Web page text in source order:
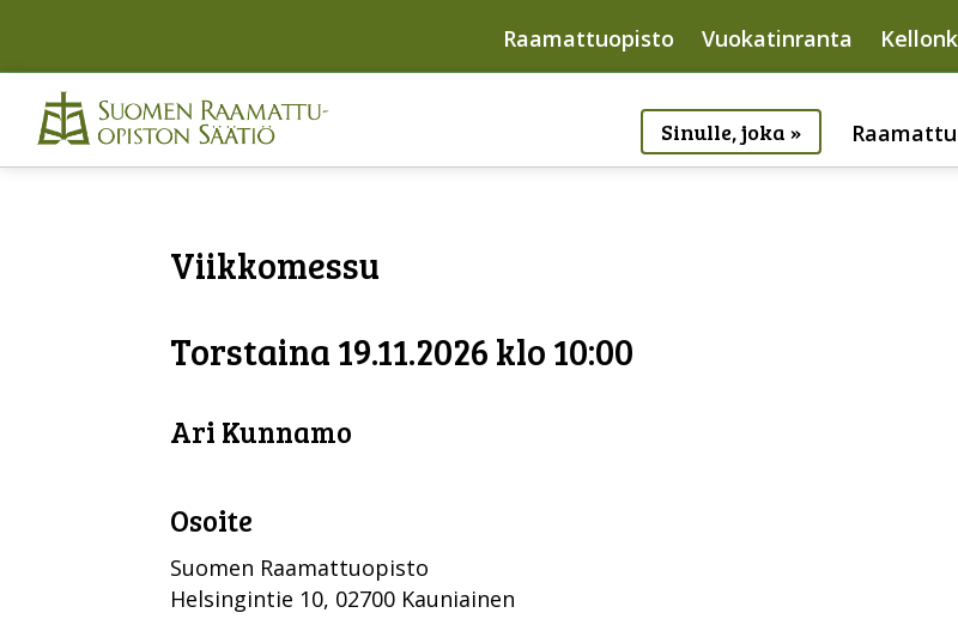
Raamattuopisto Vuokatinranta
Sinulle, joka » Raamattu
Viikkomessu
Torstaina 19.11.2026 klo 10:00
Ari Kunnamo
Osoite
Suomen Raamattuopisto
Helsingintie 10, 02700 Kauniainen